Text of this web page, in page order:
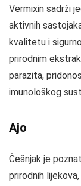
Vermixin sadrži
aktivnih
kvalitetu i
prirodnim
parazita,
imunološkog
Ajo
Češnjak je
prirodnih